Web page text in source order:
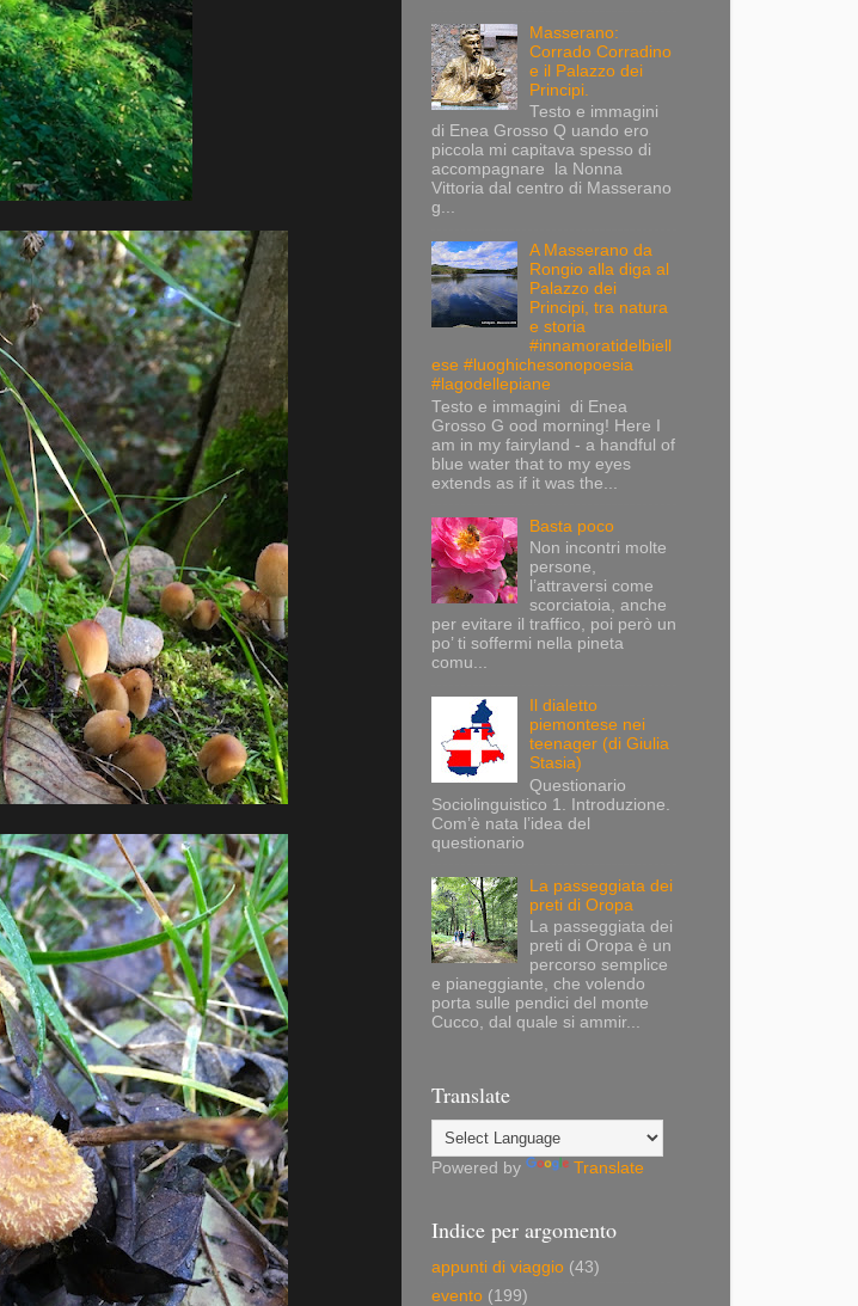
Masserano:
Corrado Corradino
e il Palazzo dei
Principi.
Testo e immagini
di Enea Grosso Q uando ero
piccola mi capitava spesso di
accompagnare la Nonna
Vittoria dal centro di Masserano
g...
A Masserano da
Rongio alla diga al
Palazzo dei
Principi, tra natura
e storia
#innamoratidelbiell
ese #luoghichesonopoesia
#lagodellepiane
Testo e immagini di Enea
Grosso G ood morning! Here I
am in my fairyland - a handful of
blue water that to my eyes
extends as if it was the...
Basta poco
Non incontri molte
persone,
l’attraversi come
scorciatoia, anche
per evitare il traffico, poi però un
po’ ti soffermi nella pineta
comu...
Il dialetto
piemontese nei
teenager (di Giulia
Stasia)
Questionario
Sociolinguistico 1. Introduzione.
Com’è nata l’idea del
questionario
La passeggiata dei
preti di Oropa
La passeggiata dei
preti di Oropa è un
percorso semplice
e pianeggiante, che volendo
porta sulle pendici del monte
Cucco, dal quale si ammir...
Translate
Powered by Translate
Indice per argomento
appunti di viaggio (43)
evento (199)